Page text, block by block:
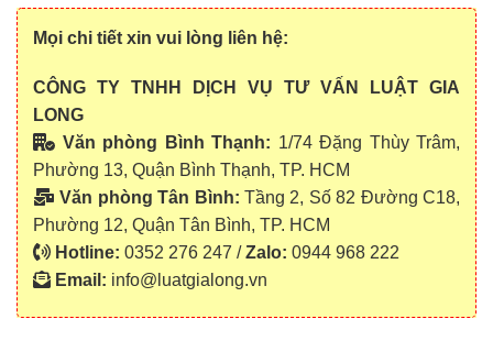
Mọi chi tiết xin vui lòng liên hệ:
CÔNG TY TNHH DỊCH VỤ TƯ VẤN LUẬT GIA
LONG
Văn phòng Bình Thạnh: 1/74 Đặng Thùy Trâm,
Phường 13, Quận Bình Thạnh, TP. HCM
Văn phòng Tân Bình: Tầng 2, Số 82 Đường C18,
Phường 12, Quận Tân Bình, TP. HCM
Hotline: 0352 276 247 /Zalo: 0944 968 222
Email: info@luatgialong.vn